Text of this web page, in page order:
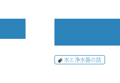
水と浄水器の話